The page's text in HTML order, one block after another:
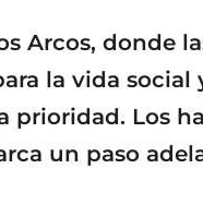
Arcos, donde
la vida
prioridad. Los
un paso